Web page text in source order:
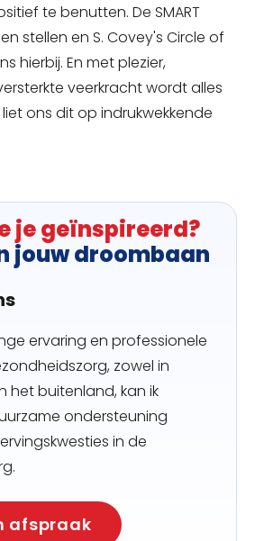
te benutten. De SMART
stellen en S. Covey's Circle of
hierbij. En met plezier,
veerkracht wordt alles
liet ons dit op indrukwekkende
je geïnspireerd?
jouw droombaan
ervaring en professionele
zowel in
het buitenland, kan ik
ondersteuning
in de
afspraak